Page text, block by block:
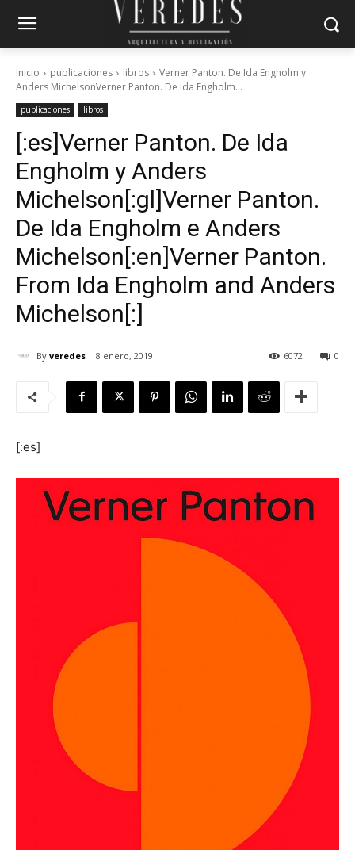
Inicio publicaciones libros
Verner Panton. De Ida Engholm y
Anders MichelsonVerner Panton. De Ida Engholm...
publicaciones libros
[:es]Verner Panton. De Ida
Engholm y Anders
Michelson[:gl]Verner Panton.
De Ida Engholm e Anders
Michelson[:en]Verner Panton.
From Ida Engholm and Anders
Michelson[:]
By veredes 8 enero, 2019 0
6072
[:es]